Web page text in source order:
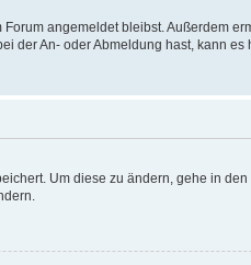
angemeldet bleibst. Außerdem
der An- oder Abmeldung hast, kann
Um diese zu ändern, gehe in